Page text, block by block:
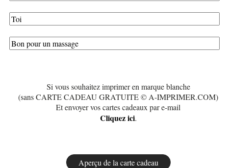
Si vous souhaitez imprimer en marque blanche
(sans CARTE CADEAU GRATUITE © A-IMPRIMER.COM)
Et envoyer vos cartes cadeaux par e-mail
Cliquez ici.